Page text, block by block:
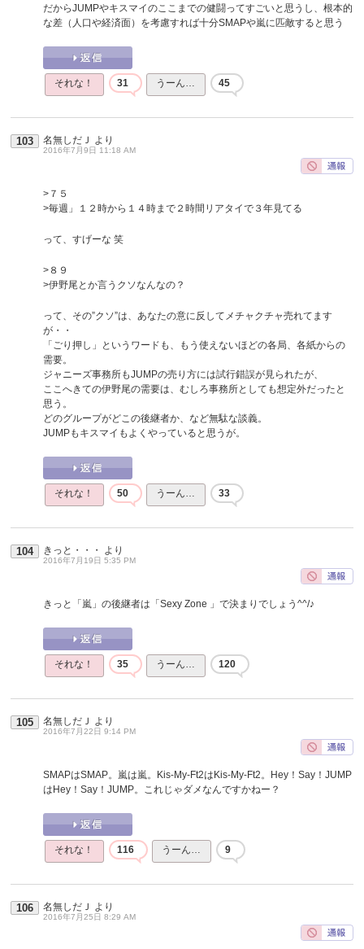
だからJUMPやキスマイのここまでの健闘ってすごいと思うし、根本的
な差（人口や経済面）を考慮すれば十分SMAPや嵐に匹敵すると思う
それな！ 31 うーん… 45
103 名無しだＪ より
2016年7月9日 11:18 AM
>７５
>毎週」１２時から１４時まで２時間リアタイで３年見てる
って、すげーな 笑
>８９
>伊野尾とか言うクソなんなの？
って、その”クソ”は、あなたの意に反してメチャクチャ売れてます
が・・
「ごり押し」というワードも、もう使えないほどの各局、各紙からの
需要。
ジャニーズ事務所もJUMPの売り方には試行錯誤が見られたが、
ここへきての伊野尾の需要は、むしろ事務所としても想定外だったと
思う。
どのグループがどこの後継者か、など無駄な談義。
JUMPもキスマイもよくやっていると思うが。
それな！ 50 うーん… 33
104 きっと・・・ より
2016年7月19日 5:35 PM
きっと「嵐」の後継者は「Sexy Zone 」で決まりでしょう^^/♪
それな！ 35 うーん… 120
105 名無しだＪ より
2016年7月22日 9:14 PM
SMAPはSMAP。嵐は嵐。Kis-My-Ft2はKis-My-Ft2。Hey！Say！JUMP
はHey！Say！JUMP。これじゃダメなんですかねー？
それな！ 116 うーん… 9
106 名無しだＪ より
2016年7月25日 8:29 AM